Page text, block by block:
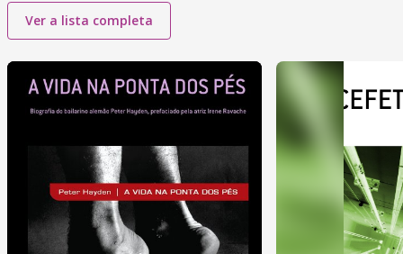
Ver a lista completa